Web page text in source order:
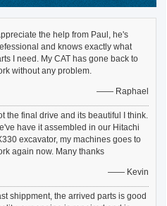
the help from Paul, he's
and knows exactly what
I need. My CAT has gone back to
without any problem.
—— Raphael
the final drive and its beautiful I think.
have it assembled in our Hitachi
excavator, my machines goes to
again now. Many thanks
—— Kevin
shippment, the arrived parts is good